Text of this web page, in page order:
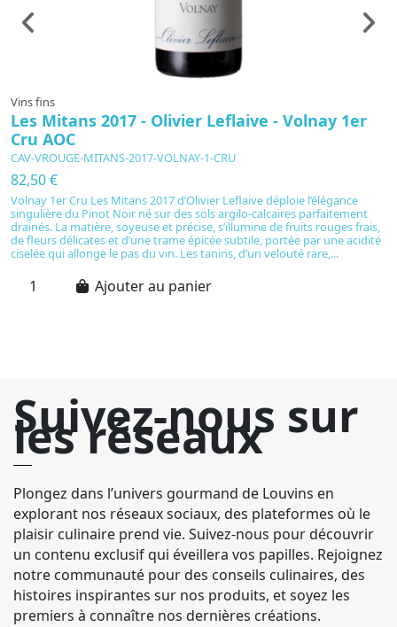
Vins fins
Les Mitans 2017 - Olivier Leflaive - Volnay 1er
Cru AOC
CAV-VROUGE-MITANS-2017-VOLNAY-1-CRU
82,50 €
Volnay 1er Cru Les Mitans 2017 d’Olivier Leflaive déploie l’élégance
singulière du Pinot Noir né sur des sols argilo-calcaires parfaitement
drainés. La matière, soyeuse et précise, s’illumine de fruits rouges frais,
de fleurs délicates et d’une trame épicée subtile, portée par une acidité
ciselée qui allonge le pas du vin. Les tanins, d’un velouté rare,...
Ajouter au panier
Suivez-nous sur
les réseaux
Plongez dans l’univers gourmand de Louvins en
explorant nos réseaux sociaux, des plateformes où le
plaisir culinaire prend vie. Suivez-nous pour découvrir
un contenu exclusif qui éveillera vos papilles. Rejoignez
notre communauté pour des conseils culinaires, des
histoires inspirantes sur nos produits, et soyez les
premiers à connaître nos dernières créations.